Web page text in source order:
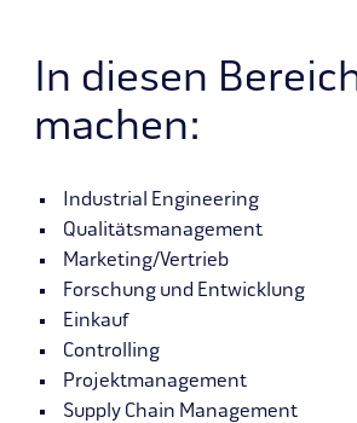
In diesen
machen:
Industrial Engineering
Qualitätsmanagement
Marketing/Vertrieb
Forschung und Entwicklung
Einkauf
Controlling
Projektmanagement
Supply Chain Management